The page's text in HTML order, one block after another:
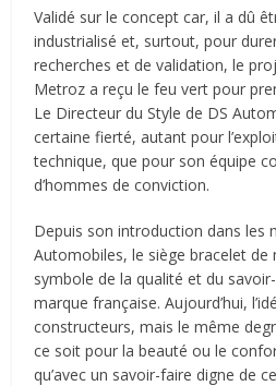
Validé sur le concept car, il a dû
industrialisé et, surtout, pour
recherches et de validation, le
Metroz a reçu le feu vert pour
Le Directeur du Style de DS
certaine fierté, autant pour
technique, que pour son équipe
d’hommes de conviction.
Depuis son introduction dans les
Automobiles, le siège bracelet de
symbole de la qualité et du
marque française. Aujourd’hui,
constructeurs, mais le même
ce soit pour la beauté ou le
qu’avec un savoir-faire digne de